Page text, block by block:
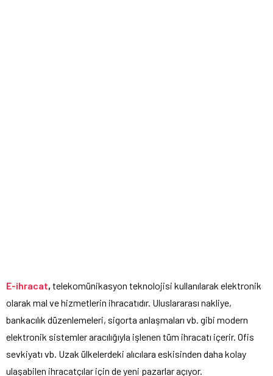
E-ihracat, telekomünikasyon teknolojisi kullanılarak elektronik
olarak mal ve hizmetlerin ihracatıdır. Uluslararası nakliye,
bankacılık düzenlemeleri, sigorta anlaşmaları vb. gibi modern
elektronik sistemler aracılığıyla işlenen tüm ihracatı içerir. Ofis
sevkiyatı vb. Uzak ülkelerdeki alıcılara eskisinden daha kolay
ulaşabilen ihracatçılar için de yeni pazarlar açıyor.